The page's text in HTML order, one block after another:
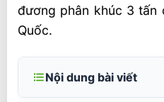
đương phân khúc 3 tấn
Quốc.
Nội dung bài viết